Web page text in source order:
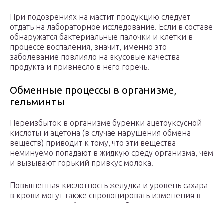
При подозрениях на мастит продукцию следует
отдать на лабораторное исследование. Если в составе
обнаружатся бактериальные палочки и клетки в
процессе воспаления, значит, именно это
заболевание повлияло на вкусовые качества
продукта и привнесло в него горечь.
Обменные процессы в организме,
гельминты
Переизбыток в организме буренки ацетоуксусной
кислоты и ацетона (в случае нарушения обмена
веществ) приводит к тому, что эти вещества
неминуемо попадают в жидкую среду организма, чем
и вызывают горький привкус молока.
Повышенная кислотность желудка и уровень сахара
в крови могут также спровоцировать изменения в